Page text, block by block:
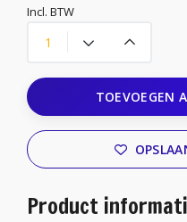
Incl. BTW
TOEVOEGEN
Product